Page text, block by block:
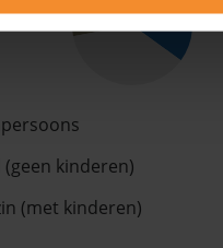
(geen kinderen)
(met kinderen)